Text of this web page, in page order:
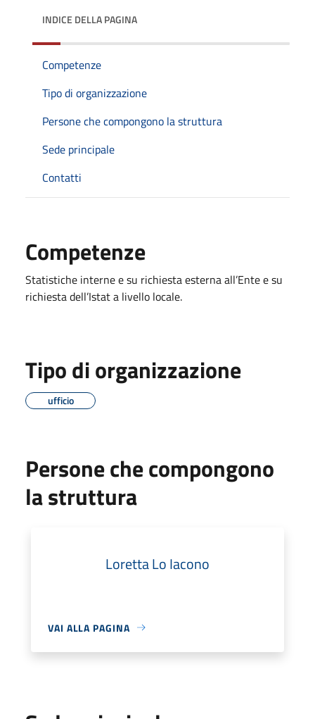
INDICE DELLA PAGINA
Competenze
Tipo di organizzazione
Persone che compongono la struttura
Sede principale
Contatti
Competenze
Statistiche interne e su richiesta esterna all’Ente e su
richiesta dell’Istat a livello locale.
Tipo di organizzazione
ufficio
Persone che compongono
la struttura
Loretta Lo Iacono
VAI ALLA PAGINA